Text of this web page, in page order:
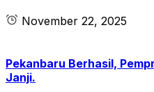
November 22, 2025
Pekanbaru Berhasil,
Janji.